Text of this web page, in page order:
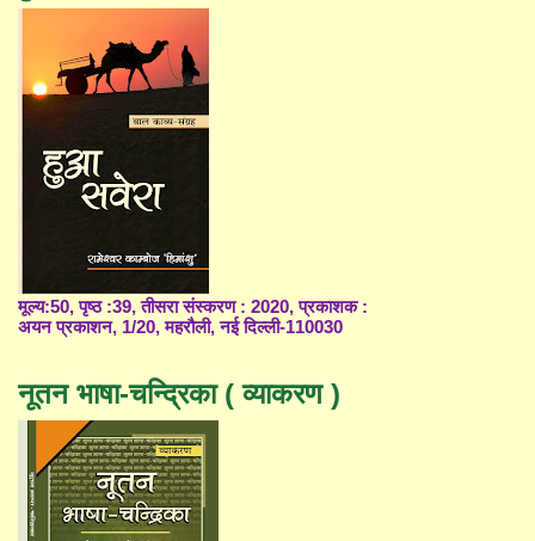
मूल्य:50, पृष्ठ :39, तीसरा संस्करण : 2020, प्रकाशक :
अयन प्रकाशन, 1/20, महरौली, नई दिल्ली-110030
नूतन भाषा-चन्द्रिका ( व्याकरण )